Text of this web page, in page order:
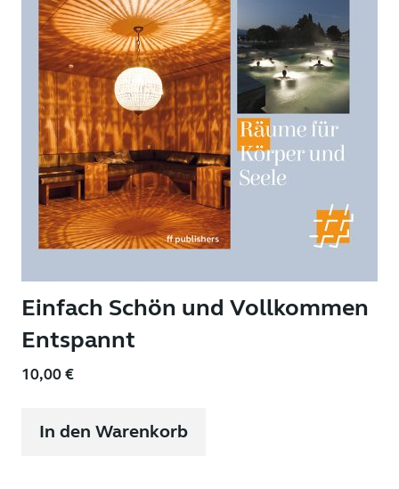
Einfach Schön und Vollkommen
Entspannt
10,00€
In den Warenkorb